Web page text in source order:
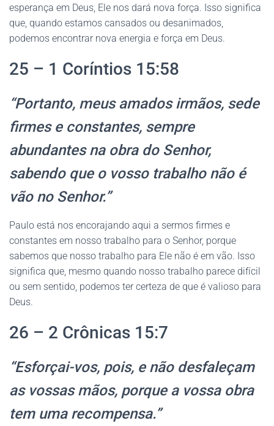
esperança em Deus, Ele nos dará nova força. Isso significa
que, quando estamos cansados ou desanimados,
podemos encontrar nova energia e força em Deus.
25 – 1 Coríntios 15:58
“Portanto, meus amados irmãos, sede
firmes e constantes, sempre
abundantes na obra do Senhor,
sabendo que o vosso trabalho não é
vão no Senhor.”
Paulo está nos encorajando aqui a sermos firmes e
constantes em nosso trabalho para o Senhor, porque
sabemos que nosso trabalho para Ele não é em vão. Isso
significa que, mesmo quando nosso trabalho parece difícil
ou sem sentido, podemos ter certeza de que é valioso para
Deus.
26 – 2 Crônicas 15:7
“Esforçai-vos, pois, e não desfaleçam
as vossas mãos, porque a vossa obra
tem uma recompensa.”